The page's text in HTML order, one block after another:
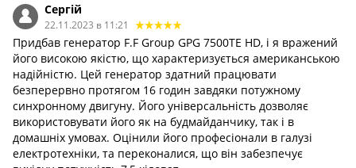
Сергій
22.11.2023 в 11:21
Придбав генератор F.F Group GPG 7500TE HD, і я вражений
його високою якістю, що характеризується американською
надійністю. Цей генератор здатний працювати
безперервно протягом 16 годин завдяки потужному
синхронному двигуну. Його універсальність дозволяє
використовувати його як на будмайданчику, так і в
домашніх умовах. Оцінили його професіонали в галузі
електротехніки, та переконалися, що він забезпечує